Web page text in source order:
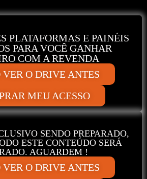
PLATAFORMAS E PAINÉIS
PARA VOCÊ GANHAR
COM A REVENDA
VER O DRIVE ANTES
MEU ACESSO
SENDO PREPARADO,
ESTE CONTEÚDO SERÁ
AGUARDEM !
VER O DRIVE ANTES